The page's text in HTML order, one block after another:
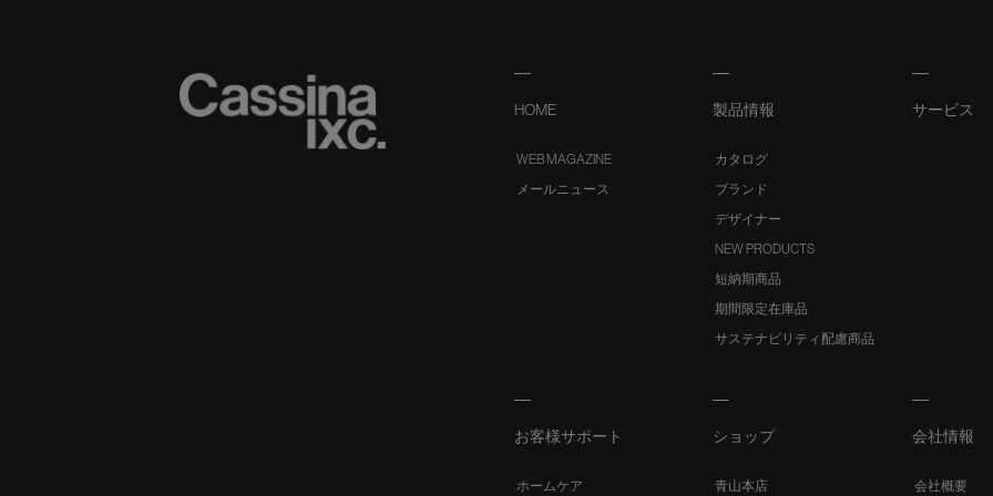
HOME
WEB MAGAZINE
メールニュース
製品情報
カタログ
ブランド
デザイナー
NEW PRODUCTS
短納期商品
期間限定在庫品
サステナビリティ配慮商品
サービス
お客様サポート
ホームケア
ショップ
青山本店
会社情報
会社概要